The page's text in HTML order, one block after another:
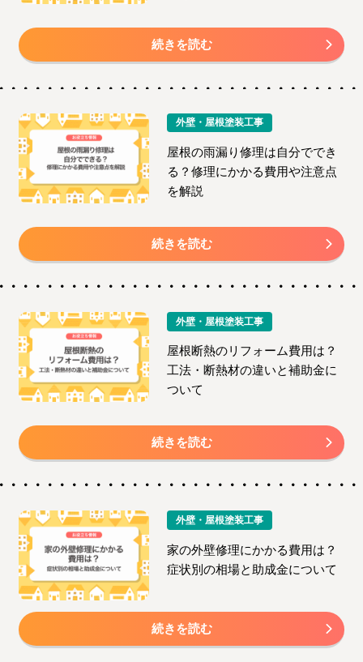
続きを読む
外壁・屋根塗装工事
屋根の雨漏り修理は自分ででき
る？修理にかかる費用や注意点
を解説
続きを読む
外壁・屋根塗装工事
屋根断熱のリフォーム費用は？
工法・断熱材の違いと補助金に
ついて
続きを読む
外壁・屋根塗装工事
家の外壁修理にかかる費用は？
症状別の相場と助成金について
続きを読む